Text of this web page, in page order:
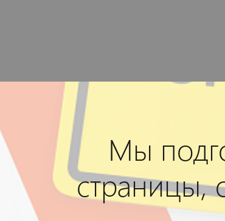
Мы
страницы,